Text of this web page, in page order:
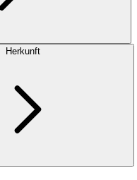
Herkunft